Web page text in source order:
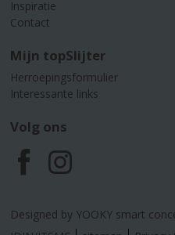
Inspiratie
Contact
Mijn topSlijter
Herroepingsformulier
Interessante links
Volg ons
F
a
I
n
Designed by YOOKY smart